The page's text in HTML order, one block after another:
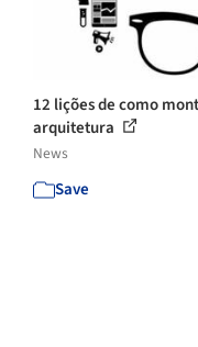
12 lições de como
arquitetura
News
Save